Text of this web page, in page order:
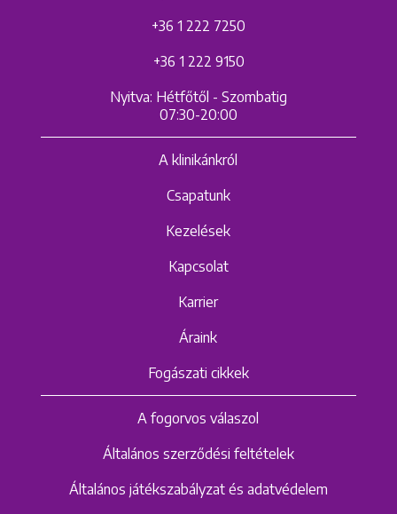
+36 1 222 7250
+36 1 222 9150
Nyitva: Hétfőtől - Szombatig
07:30-20:00
A klinikánkról
Csapatunk
Kezelések
Kapcsolat
Karrier
Áraink
Fogászati cikkek
A fogorvos válaszol
Általános szerződési feltételek
Általános játékszabályzat és adatvédelem